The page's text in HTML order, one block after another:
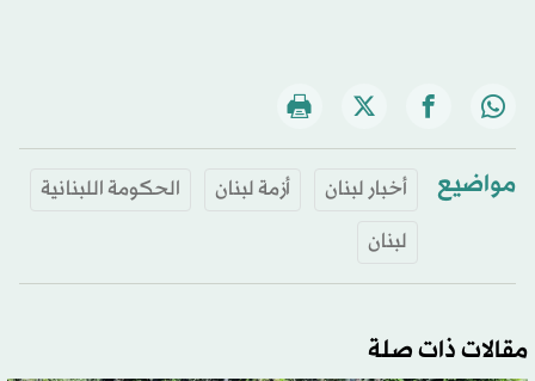
مواضيع أخبار لبنان أزمة لبنان
الحكومة اللبنانية
لبنان
مقالات ذات صلة